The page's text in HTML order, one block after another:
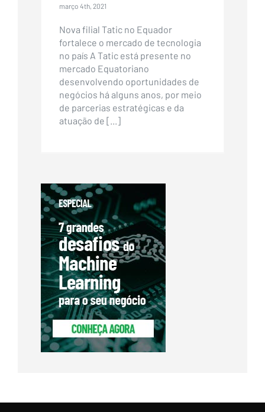
março 4th, 2021
Nova filial Tatic no Equador
fortalece o mercado de tecnologia
no país A Tatic está presente no
mercado Equatoriano
desenvolvendo oportunidades de
negócios há alguns anos, por meio
de parcerias estratégicas e da
atuação de [...]